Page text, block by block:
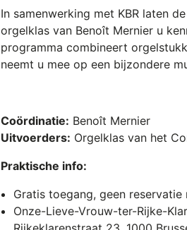
In samenwerking met KBR laten
orgelklas van Benoît Mernier u
programma combineert
neemt u mee op een bijzondere
Coördinatie: Benoît Mernier
Uitvoerders: Orgelklas van het
Praktische info:
Gratis toegang, geen reservatie
Onze-Lieve-Vrouw-ter-Rijke-